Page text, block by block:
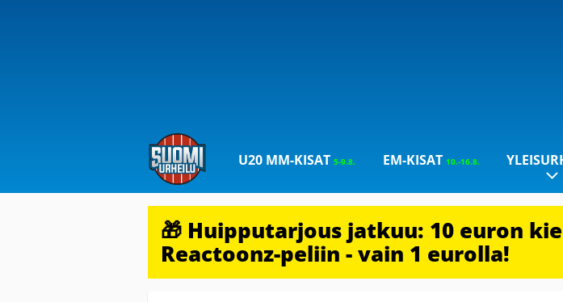
U20 MM-KISAT5-9.8. EM-KISAT 10.-16.8.
🎁 Huipputarjous jatkuu: 10 euron
Reactoonz-peliin - vain 1 eurolla!